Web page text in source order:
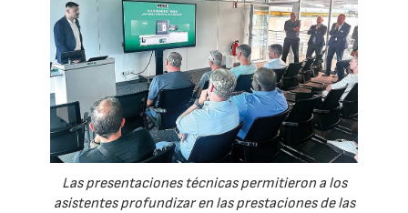
Las presentaciones técnicas permitieron a los
asistentes profundizar en las prestaciones de las